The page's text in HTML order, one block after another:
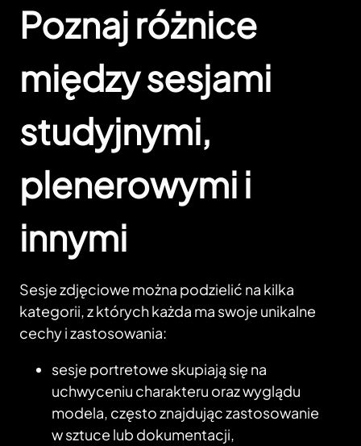
Poznaj różnice
między sesjami
studyjnymi,
plenerowymi i
innymi
Sesje zdjęciowe można podzielić na kilka
kategorii, z których każda ma swoje unikalne
cechy i zastosowania:
sesje portretowe skupiają się na
uchwyceniu charakteru oraz wyglądu
modela, często znajdując zastosowanie
w sztuce lub dokumentacji,